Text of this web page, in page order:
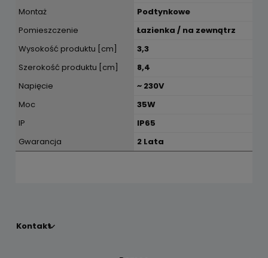
Montaż
Podtynkowe
Pomieszczenie
Łazienka / na zewnątrz
Wysokość produktu [cm]
3,3
Szerokość produktu [cm]
8,4
Napięcie
~ 230V
Moc
35W
IP
IP65
Gwarancja
2 Lata
Kontakt